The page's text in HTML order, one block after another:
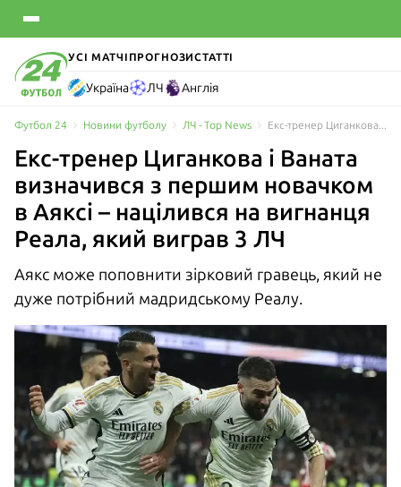
УСІ МАТЧІ ПРОГНОЗИСТАТТІ
Україна ЛЧ Англія
Футбол 24 Новини футболу ЛЧ - Top News
Екс-тренер Циганкова і Ваната
визначився з першим новачком
в Аяксі – націлився на вигнанця
Реала, який виграв 3 ЛЧ
Аякс може поповнити зірковий гравець, який не
дуже потрібний мадридському Реалу.